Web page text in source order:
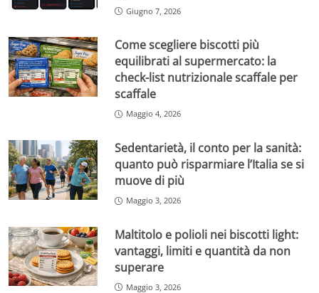
Giugno 7, 2026
Come scegliere biscotti più
equilibrati al supermercato: la
check-list nutrizionale scaffale per
scaffale
Maggio 4, 2026
Sedentarietà, il conto per la sanità:
quanto può risparmiare l’Italia se si
muove di più
Maggio 3, 2026
Maltitolo e polioli nei biscotti light:
vantaggi, limiti e quantità da non
superare
Maggio 3, 2026